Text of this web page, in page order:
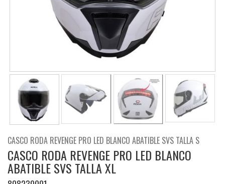
CASCO RODA REVENGE PRO LED BLANCO ABATIBLE SVS TALLA S
CASCO RODA REVENGE PRO LED BLANCO
ABATIBLE SVS TALLA XL